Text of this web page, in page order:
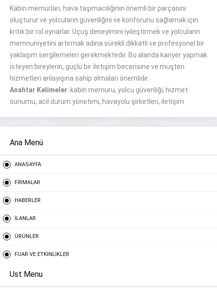
Kabin memurları, hava taşımacılığının önemli bir parçasını
oluşturur ve yolcuların güvenliğini ve konforunu sağlamak için
kritik bir rol oynarlar. Uçuş deneyimini iyileştirmek ve yolcuların
memnuniyetini artırmak adına sürekli dikkatli ve profesyonel bir
yaklaşım sergilemeleri gerekmektedir. Bu alanda kariyer yapmak
isteyen bireylerin, güçlü bir iletişim becerisine ve müşteri
hizmetleri anlayışına sahip olmaları önemlidir.
Anahtar Kelimeler: kabin memuru, yolcu güvenliği, hizmet
sunumu, acil durum yönetimi, havayolu şirketleri, iletişim
Ana Menü
ANASAYFA
FİRMALAR
HABERLER
İLANLAR
ÜRÜNLER
FUAR VE ETKİNLİKLER
Ust Menu